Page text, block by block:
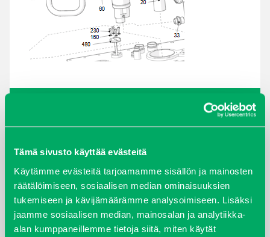
Tämä sivusto käyttää evästeitä
Käytämme evästeitä tarjoamamme sisällön ja mainosten
räätälöimiseen, sosiaalisen median ominaisuuksien
tukemiseen ja kävijämäärämme analysoimiseen. Lisäksi
jaamme sosiaalisen median, mainosalan ja analytiikka-
alan kumppaneillemme tietoja siitä, miten käytät
maaliskuu 2026
elokuu 2024
syyskuu 2023
joulukuu 2022